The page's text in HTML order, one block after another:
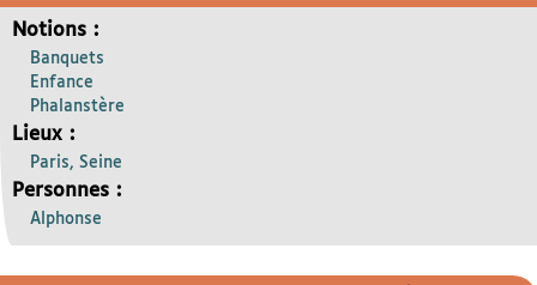
Notions :
Banquets
Enfance
Phalanstère
Lieux :
Paris, Seine
Personnes :
Alphonse